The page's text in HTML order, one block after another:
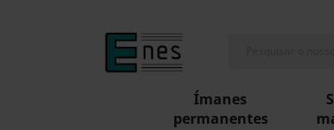
Ímanes
permanentes